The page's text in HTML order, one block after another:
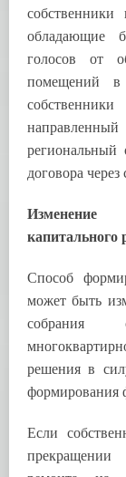
обладающие
голосов от
помещений в
региональный
договора через
Изменение
капитального
Способ
может быть
собрания
решения в
формирования
Если
прекращении